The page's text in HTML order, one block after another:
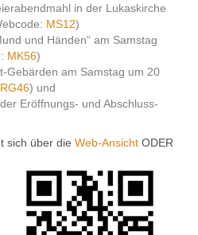
in der Lukaskirche
MS12)
und Händen“ am Samstag
MK56)
Gebärden am Samstag um 20
RG46) und
Eröff­nungs- und Abschluss­
sich über die Web-Ansicht ODER